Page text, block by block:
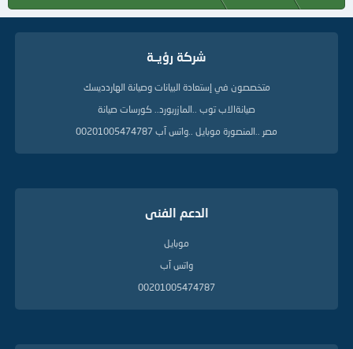
شركة رؤيــة
متخصصون في إستعادة البيانات وصيانة الهاردديسك
صيانةالاب توب ..المازربورد.. كورسات صيانة
مصر ..المنصورة موبايل ..واتس آب 00201005474787
الدعم الفنى
موبايل
واتس آب
00201005474787